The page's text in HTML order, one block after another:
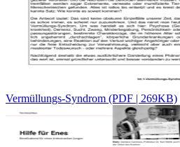
Vermüllungs-Syndrom (PDF | 269KB)